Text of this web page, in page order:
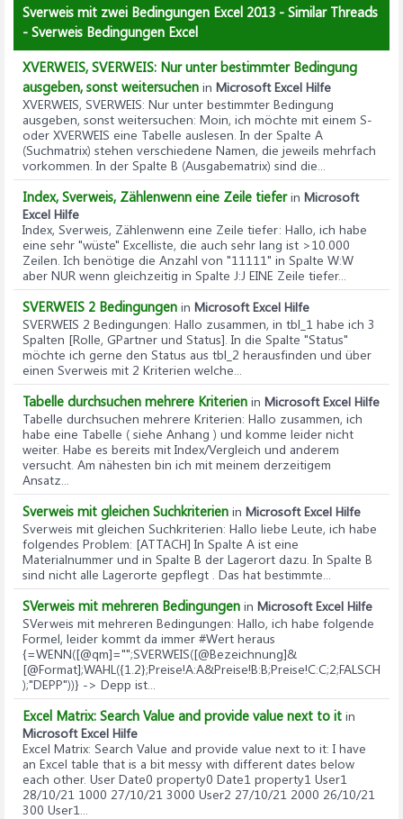
Sverweis mit zwei Bedingungen Excel 2013 - Similar Threads
- Sverweis Bedingungen Excel
XVERWEIS, SVERWEIS: Nur unter bestimmter Bedingung
ausgeben, sonst weitersuchen in Microsoft Excel Hilfe
XVERWEIS, SVERWEIS: Nur unter bestimmter Bedingung
ausgeben, sonst weitersuchen: Moin, ich möchte mit einem S-
oder XVERWEIS eine Tabelle auslesen. In der Spalte A
(Suchmatrix) stehen verschiedene Namen, die jeweils mehrfach
vorkommen. In der Spalte B (Ausgabematrix) sind die...
Index, Sverweis, Zählenwenn eine Zeile tieferin Microsoft
Excel Hilfe
Index, Sverweis, Zählenwenn eine Zeile tiefer: Hallo, ich habe
eine sehr "wüste" Excelliste, die auch sehr lang ist >10.000
Zeilen. Ich benötige die Anzahl von "11111" in Spalte W:W
aber NUR wenn gleichzeitig in Spalte J:J EINE Zeile tiefer...
SVERWEIS 2 Bedingungen in Microsoft Excel Hilfe
SVERWEIS 2 Bedingungen: Hallo zusammen, in tbl_1 habe ich 3
Spalten [Rolle, GPartner und Status]. In die Spalte "Status"
möchte ich gerne den Status aus tbl_2 herausfinden und über
einen Sverweis mit 2 Kriterien welche...
Tabelle durchsuchen mehrere Kriterien in Microsoft Excel Hilfe
Tabelle durchsuchen mehrere Kriterien: Hallo zusammen, ich
habe eine Tabelle ( siehe Anhang ) und komme leider nicht
weiter. Habe es bereits mit Index/Vergleich und anderem
versucht. Am nähesten bin ich mit meinem derzeitigem
Ansatz...
Sverweis mit gleichen Suchkriterien in Microsoft Excel Hilfe
Sverweis mit gleichen Suchkriterien: Hallo liebe Leute, ich habe
folgendes Problem: [ATTACH] In Spalte A ist eine
Materialnummer und in Spalte B der Lagerort dazu. In Spalte B
sind nicht alle Lagerorte gepflegt . Das hat bestimmte...
SVerweis mit mehreren Bedingungen in Microsoft Excel Hilfe
SVerweis mit mehreren Bedingungen: Hallo, ich habe folgende
Formel, leider kommt da immer #Wert heraus
{=WENN([@qm]="";SVERWEIS([@Bezeichnung]&
[@Format];WAHL({1.2};Preise!A:A&Preise!B:B;Preise!C:C;2;FALSCH
);"DEPP"))} -> Depp ist...
Excel Matrix: Search Value and provide value next to it in
Microsoft Excel Hilfe
Excel Matrix: Search Value and provide value next to it: I have
an Excel table that is a bit messy with different dates below
each other. User Date0 property0 Date1 property1 User1
28/10/21 1000 27/10/21 3000 User2 27/10/21 2000 26/10/21
300 User1...